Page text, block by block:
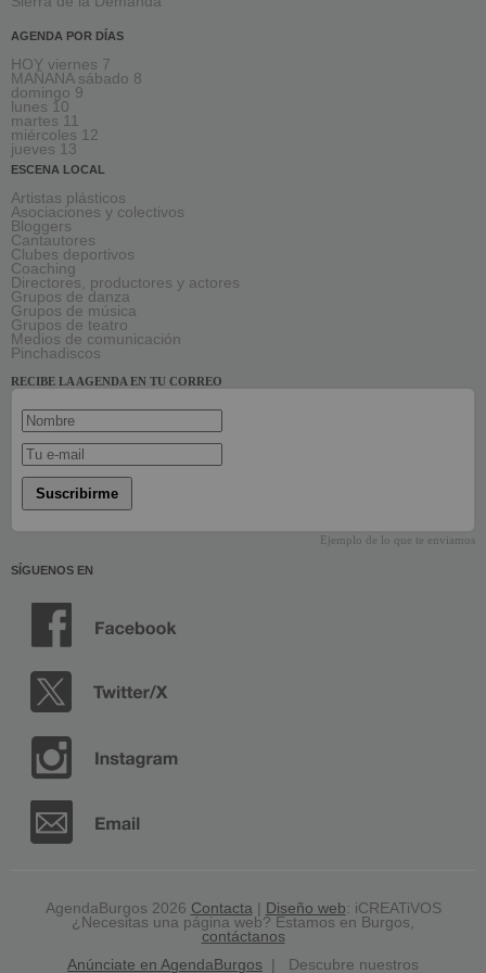
AGENDA POR DÍAS
HOY viernes 7
MAÑANA sábado 8
domingo 9
lunes 10
martes 11
miércoles 12
jueves 13
ESCENA LOCAL
Artistas plásticos
Asociaciones y colectivos
Bloggers
Cantautores
Clubes deportivos
Coaching
Directores, productores y actores
Grupos de danza
Grupos de música
Grupos de teatro
Medios de comunicación
Pinchadiscos
RECIBE LA AGENDA EN TU CORREO
Suscribirme
Ejemplo de lo que te enviamos
SÍGUENOS EN
AgendaBurgos 2026 Contacta| Diseño web: iCREATiVOS
¿Necesitas una página web? Estamos en Burgos,
contáctanos
Anúnciate en AgendaBurgos | Descubre nuestros